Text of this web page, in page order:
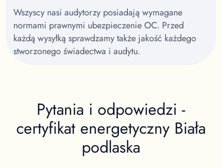
Wszyscy nasi audytorzy posiadają wymagane
normami prawnymi ubezpieczenie OC. Przed
każdą wysyłką sprawdzamy także jakość każdego
stworzonego świadectwa i audytu.
Pytania i odpowiedzi -
certyfikat energetyczny Biała
podlaska